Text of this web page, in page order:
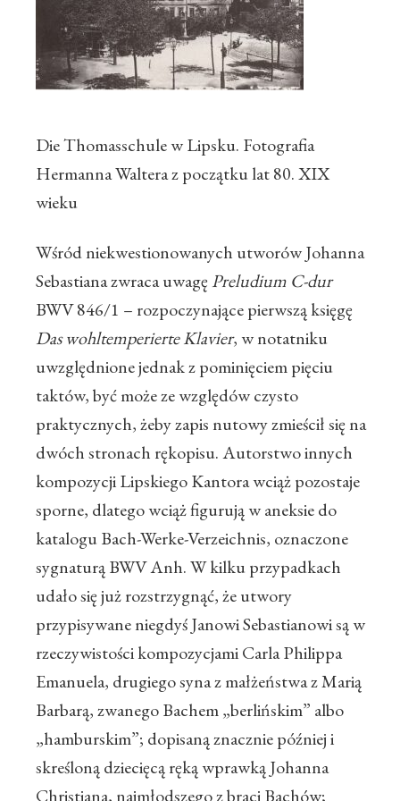
Die Thomasschule w Lipsku. Fotografia
Hermanna Waltera z początku lat 80. XIX
wieku
Wśród niekwestionowanych utworów Johanna
Sebastiana zwraca uwagęPreludium C-dur
BWV 846/1 – rozpoczynające pierwszą księgę
Das wohltemperierte Klavier, w notatniku
uwzględnione jednak z pominięciem pięciu
taktów, być może ze względów czysto
praktycznych, żeby zapis nutowy zmieścił się na
dwóch stronach rękopisu. Autorstwo innych
kompozycji Lipskiego Kantora wciąż pozostaje
sporne, dlatego wciąż figurują w aneksie do
katalogu Bach-Werke-Verzeichnis, oznaczone
sygnaturą BWV Anh. W kilku przypadkach
udało się już rozstrzygnąć, że utwory
przypisywane niegdyś Janowi Sebastianowi są w
rzeczywistości kompozycjami Carla Philippa
Emanuela, drugiego syna z małżeństwa z Marią
Barbarą, zwanego Bachem „berlińskim” albo
„hamburskim”; dopisaną znacznie później i
skreśloną dziecięcą ręką wprawką Johanna
Christiana, najmłodszego z braci Bachów;